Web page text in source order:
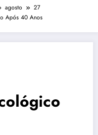
agosto
27
Após 40 Anos